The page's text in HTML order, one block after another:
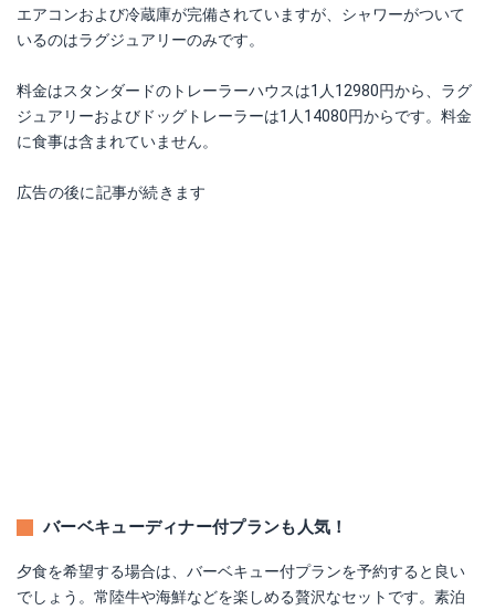
エアコンおよび冷蔵庫が完備されていますが、シャワーがついて
いるのはラグジュアリーのみです。
料金はスタンダードのトレーラーハウスは1人12980円から、ラグ
ジュアリーおよびドッグトレーラーは1人14080円からです。料金
に食事は含まれていません。
広告の後に記事が続きます
バーベキューディナー付プランも人気！
夕食を希望する場合は、バーベキュー付プランを予約すると良い
でしょう。常陸牛や海鮮などを楽しめる贅沢なセットです。素泊